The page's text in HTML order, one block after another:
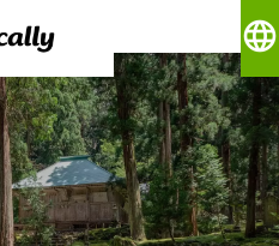
language